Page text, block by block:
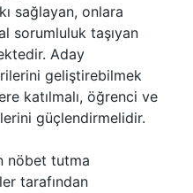
sağlayan, onlara
sorumluluk taşıyan
Aday
geliştirebilmek
katılmalı, öğrenci ve
güçlendirmelidir.
nöbet tutma
tarafından